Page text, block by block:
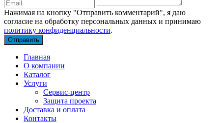
Нажимая на кнопку "Отправить комментарий", я даю
согласие на обработку персональных данных и принимаю
политику конфиденциальности.
Главная
О компании
Каталог
Услуги
Сервис-центр
Защита проекта
Доставка и оплата
Контакты